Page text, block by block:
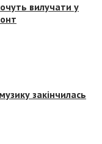
вилучати у
закінчилась